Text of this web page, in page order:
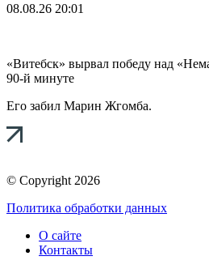
08.08.26 20:01
«Витебск» вырвал победу над
90-й минуте
Его забил Марин Жгомба.
© Copyright 2026
Политика обработки данных
О сайте
Контакты